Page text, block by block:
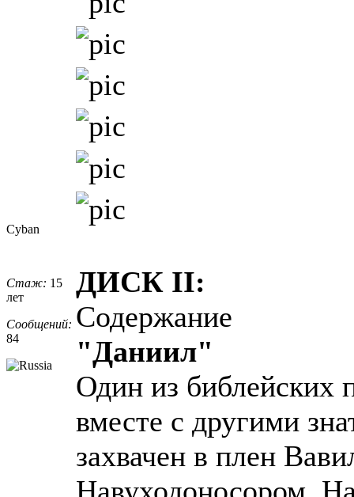
Cyban
Стаж: 15
лет
Сообщений:
84
ДИСК II:
Содержание
"Даниил"
Один из
вместе с другими
захвачен в плен